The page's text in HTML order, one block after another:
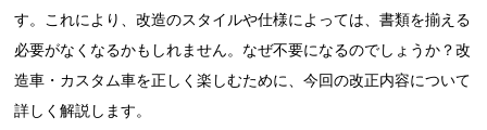
す。これにより、改造のスタイルや仕様によっては、書類を揃える
必要がなくなるかもしれません。なぜ不要になるのでしょうか？改
造車・カスタム車を正しく楽しむために、今回の改正内容について
詳しく解説します。